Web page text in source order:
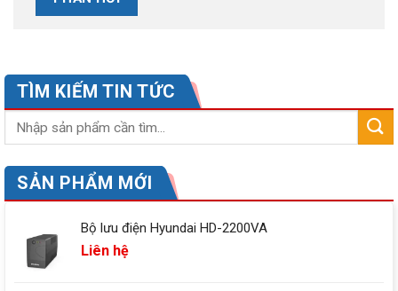
TÌM KIẾM TIN TỨC
SẢN PHẨM MỚI
Bộ lưu điện Hyundai HD-2200VA
Liên hệ